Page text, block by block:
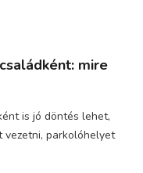
mire
is jó döntés lehet,
vezetni, parkolóhelyet